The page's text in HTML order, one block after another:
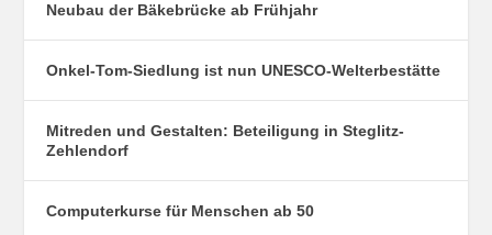
Neubau der Bäkebrücke ab Frühjahr
Onkel-Tom-Siedlung ist nun UNESCO-Welterbestätte
Mitreden und Gestalten: Beteiligung in Steglitz-
Zehlendorf
Computerkurse für Menschen ab 50